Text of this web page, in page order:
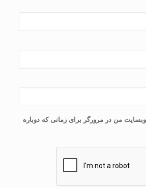
وبسایت من در مرورگر برای زمانی که دوباره